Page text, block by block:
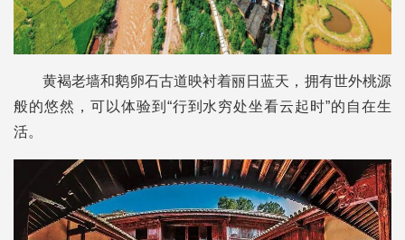
黄褐老墙和鹅卵石古道映衬着丽日蓝天，拥有世外桃源
般的悠然，可以体验到“行到水穷处坐看云起时”的自在生
活。